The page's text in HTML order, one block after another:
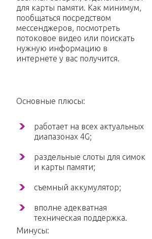
для карты памяти. Как минимум,
пообщаться посредством
мессенджеров, посмотреть
потоковое видео или поискать
нужную информацию в
интернете у вас получится.
Основные плюсы:
работает на всех актуальных
диапазонах 4G;
раздельные слоты для симок
и карты памяти;
съемный аккумулятор;
вполне адекватная
техническая поддержка.
Минусы: